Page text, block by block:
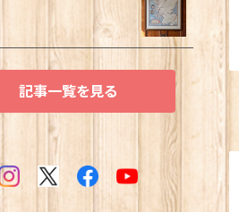
記事一覧を見る